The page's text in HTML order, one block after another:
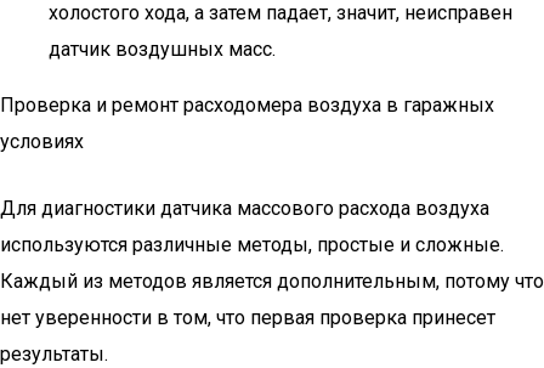
холостого хода, а затем падает, значит, неисправен
датчик воздушных масс.
Проверка и ремонт расходомера воздуха в гаражных
условиях
Для диагностики датчика массового расхода воздуха
используются различные методы, простые и сложные.
Каждый из методов является дополнительным, потому что
нет уверенности в том, что первая проверка принесет
результаты.